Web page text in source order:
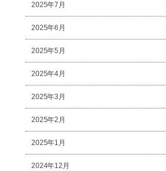
2025年7月
2025年6月
2025年5月
2025年4月
2025年3月
2025年2月
2025年1月
2024年12月